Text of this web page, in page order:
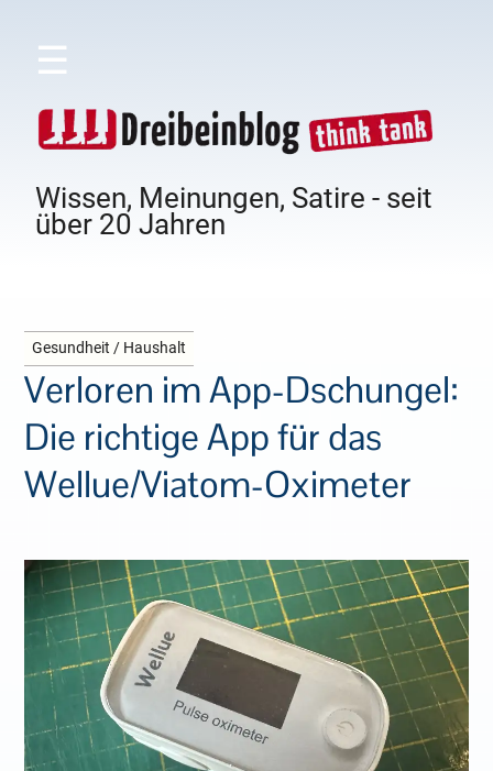
☰
Wissen, Meinungen, Satire - seit
über 20 Jahren
Gesundheit / Haushalt
Verloren im App-Dschungel:
Die richtige App für das
Wellue/Viatom-Oximeter